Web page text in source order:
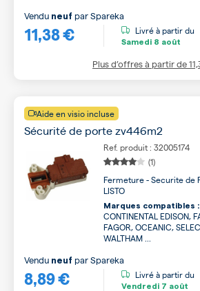
11,38 €
Vendu neuf parSpareka
Livré à partir du
Samedi 8 août
Plus d’offres à partir de
Aide en visio incluse
Sécurité de porte zv446m2
Ref. produit : 32005174
(1)
Fermeture - Securite de
LISTO
Marques compatibles :
CONTINENTAL EDISON,
FAGOR, OCEANIC,
WALTHAM ...
8,89 €
Vendu neuf parSpareka
Livré à partir du
Vendredi 7 août